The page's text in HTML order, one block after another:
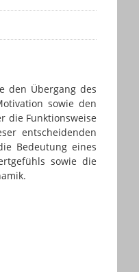
den Übergang des
sowie den
die Funktionsweise
entscheidenden
Bedeutung eines
sowie die